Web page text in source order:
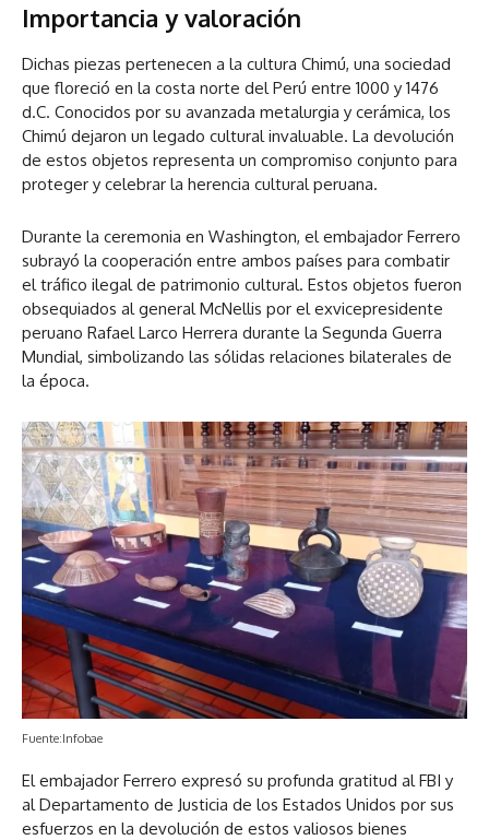
Importancia y valoración
Dichas piezas pertenecen a la cultura Chimú, una sociedad
que floreció en la costa norte del Perú entre 1000 y 1476
d.C. Conocidos por su avanzada metalurgia y cerámica, los
Chimú dejaron un legado cultural invaluable. La devolución
de estos objetos representa un compromiso conjunto para
proteger y celebrar la herencia cultural peruana.
Durante la ceremonia en Washington, el embajador Ferrero
subrayó la cooperación entre ambos países para combatir
el tráfico ilegal de patrimonio cultural. Estos objetos fueron
obsequiados al general McNellis por el exvicepresidente
peruano Rafael Larco Herrera durante la Segunda Guerra
Mundial, simbolizando las sólidas relaciones bilaterales de
la época.
Fuente:Infobae
El embajador Ferrero expresó su profunda gratitud al FBI y
al Departamento de Justicia de los Estados Unidos por sus
esfuerzos en la devolución de estos valiosos bienes